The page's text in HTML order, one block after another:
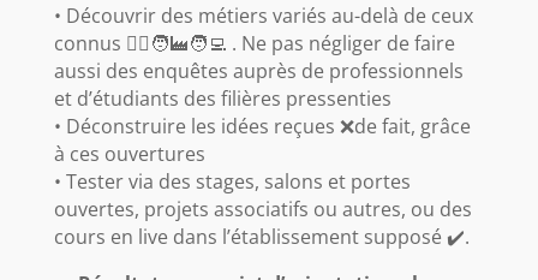
• Découvrir des métiers variés au-delà de ceux
connus 🧑‍⚕️🧑‍🏭🧑‍💻 . Ne pas négliger de faire
aussi des enquêtes auprès de professionnels
et d’étudiants des filières pressenties
• Déconstruire les idées reçues ❌de fait, grâce
à ces ouvertures
• Tester via des stages, salons et portes
ouvertes, projets associatifs ou autres, ou des
cours en live dans l’établissement supposé ✔️.